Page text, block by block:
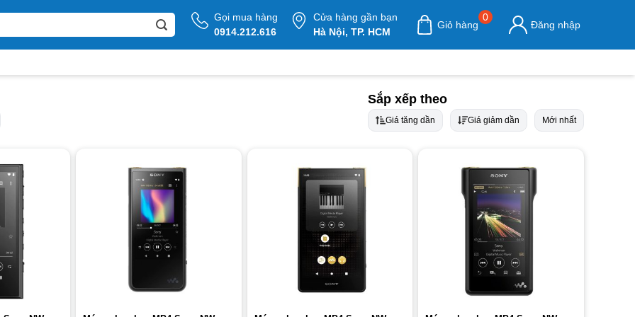
Gọi mua hàng
0914.212.616
Cửa hàng gần bạn
Hà Nội, TP. HCM
Giỏ hàng
0
Đăng nhập
Sắp xếp theo
Giá tăng dần Giá giảm dần Mới nhất